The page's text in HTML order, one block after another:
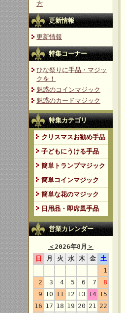
方
更新情報
更新情報
特集コーナー
ひな祭りに手品・マジッ
クを！
魅惑のコインマジック
魅惑のカードマジック
特集カテゴリ
クリスマスお勧め手品
子どもにうける手品
簡単トランプマジック
簡単コインマジック
簡単な花のマジック
日用品・即席風手品
営業カレンダー
＜2026年8月 ＞
日
月 火 水 木 金
土
1
2
3 4 5 6 7
8
9 10 11 12 13 14 15
16 17 18 19 20 21 22